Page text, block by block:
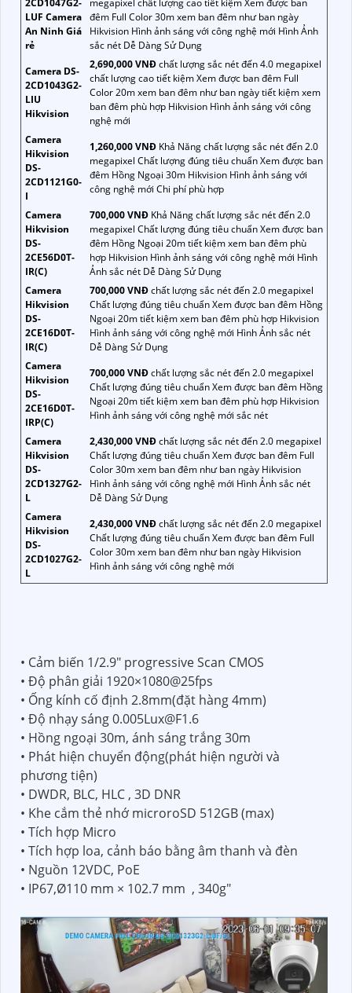
2CD1047G2-
LUF Camera
An Ninh Giá
rẻ
megapixel chất lượng cao tiết kiệm Xem được ban
đêm Full Color 30m xem ban đêm như ban ngày
Hikvision Hình ảnh sáng với công nghệ mới Hình Ảnh
sắc nét Dễ Dàng Sử Dụng
Camera DS-
2CD1043G2-
LIU
Hikvision
2,690,000 VNĐchất lượng sắc nét đến 4.0 megapixel
chất lượng cao tiết kiệm Xem được ban đêm Full
Color 20m xem ban đêm như ban ngày tiết kiệm xem
ban đêm phù hợp Hikvision Hình ảnh sáng với công
nghệ mới
Camera
Hikvision
DS-
2CD1121G0-
I
1,260,000 VNĐ Khả Năng chất lượng sắc nét đến 2.0
megapixel Chất lượng đúng tiêu chuẩn Xem được ban
đêm Hồng Ngoại 30m Hikvision Hình ảnh sáng với
công nghệ mới Chi phí phù hợp
Camera
Hikvision
DS-
2CE56D0T-
IR(C)
700,000 VNĐ Khả Năng chất lượng sắc nét đến 2.0
megapixel Chất lượng đúng tiêu chuẩn Xem được ban
đêm Hồng Ngoại 20m tiết kiệm xem ban đêm phù
hợp Hikvision Hình ảnh sáng với công nghệ mới Hình
Ảnh sắc nét Dễ Dàng Sử Dụng
Camera
Hikvision
DS-
2CE16D0T-
IR(C)
700,000 VNĐchất lượng sắc nét đến 2.0 megapixel
Chất lượng đúng tiêu chuẩn Xem được ban đêm Hồng
Ngoại 20m tiết kiệm xem ban đêm phù hợp Hikvision
Hình ảnh sáng với công nghệ mới Hình Ảnh sắc nét
Dễ Dàng Sử Dụng
Camera
Hikvision
DS-
2CE16D0T-
IRP(C)
700,000 VNĐchất lượng sắc nét đến 2.0 megapixel
Chất lượng đúng tiêu chuẩn Xem được ban đêm Hồng
Ngoại 20m tiết kiệm xem ban đêm phù hợp Hikvision
Hình ảnh sáng với công nghệ mới sắc nét
Camera
Hikvision
DS-
2CD1327G2-
L
2,430,000 VNĐchất lượng sắc nét đến 2.0 megapixel
Chất lượng đúng tiêu chuẩn Xem được ban đêm Full
Color 30m xem ban đêm như ban ngày Hikvision
Hình ảnh sáng với công nghệ mới Hình Ảnh sắc nét
Dễ Dàng Sử Dụng
Camera
Hikvision
DS-
2CD1027G2-
L
2,430,000 VNĐchất lượng sắc nét đến 2.0 megapixel
Chất lượng đúng tiêu chuẩn Xem được ban đêm Full
Color 30m xem ban đêm như ban ngày Hikvision
Hình ảnh sáng với công nghệ mới
• Cảm biến 1/2.9" progressive Scan CMOS
• Độ phân giải 1920×1080@25fps
• Ống kính cố định 2.8mm(đặt hàng 4mm)
• Độ nhạy sáng 0.005Lux@F1.6
• Hồng ngoại 30m, ánh sáng trắng 30m
• Phát hiện chuyển động(phát hiện người và
phương tiện)
• DWDR, BLC, HLC , 3D DNR
• Khe cắm thẻ nhớ microroSD 512GB (max)
• Tích hợp Micro
• Tích hợp loa, cảnh báo bằng âm thanh và đèn
• Nguồn 12VDC, PoE
• IP67,Ø110 mm × 102.7 mm , 340g"